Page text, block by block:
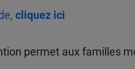
cliquez ici
permet aux familles